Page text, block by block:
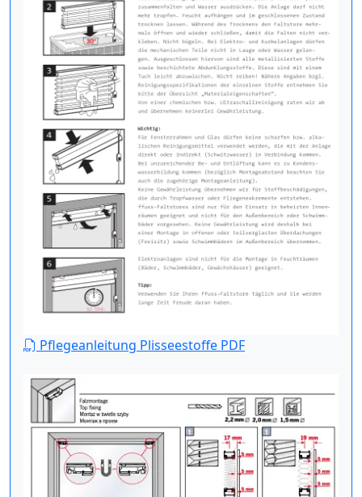
Pflegeanleitung Plisseestoffe PDF